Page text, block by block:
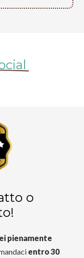
o
pienamente
entro 30